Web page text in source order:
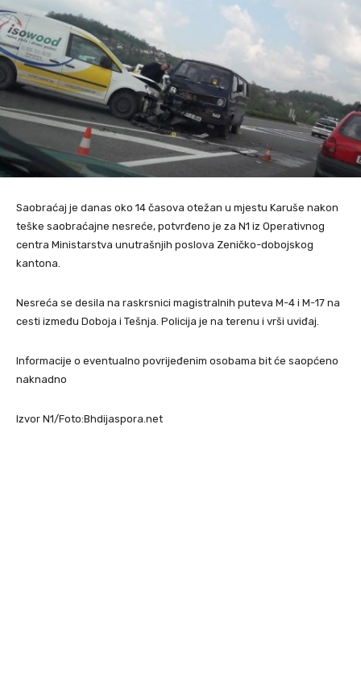
Saobraćaj je danas oko 14 časova otežan u mjestu Karuše nakon
teške saobraćajne nesreće, potvrđeno je za N1 iz Operativnog
centra Ministarstva unutrašnjih poslova Zeničko-dobojskog
kantona.
Nesreća se desila na raskrsnici magistralnih puteva M-4 i M-17 na
cesti između Doboja i Tešnja. Policija je na terenu i vrši uviđaj.
Informacije o eventualno povrijeđenim osobama bit će saopćeno
naknadno
Izvor N1/Foto:Bhdijaspora.net